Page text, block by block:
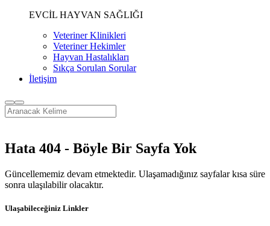
EVCİL HAYVAN SAĞLIĞI
Veteriner Klinikleri
Veteriner Hekimler
Hayvan Hastalıkları
Sıkça Sorulan Sorular
İletişim
Hata 404 - Böyle Bir Sayfa Yok
Güncellememiz devam etmektedir. Ulaşamadığınız sayfalar kısa süre
sonra ulaşılabilir olacaktır.
Ulaşabileceğiniz Linkler